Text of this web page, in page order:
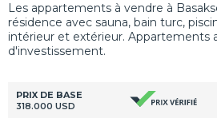
Les appartements à vendre à
résidence avec sauna, bain turc,
intérieur et extérieur. Appartements
d'investissement.
PRIX DE BASE
318.000 USD